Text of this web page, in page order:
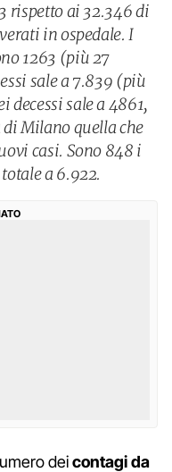
rispetto ai 32.346 di
in ospedale. I
1263 (più 27
sale a 7.839 (più
sale a 4861,
Milano quella che
casi. Sono 848 i
a 6.922.
deicontagi da